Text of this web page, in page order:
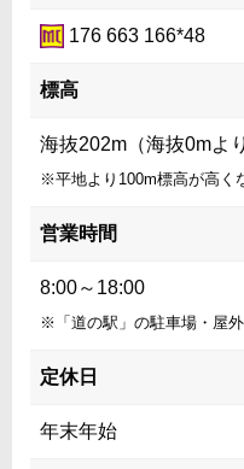
176 663 166*48
標高
海抜202m（海抜0mよ
※平地より100m標高が高く
営業時間
8:00～18:00
※「道の駅」の駐車場・屋
定休日
年末年始